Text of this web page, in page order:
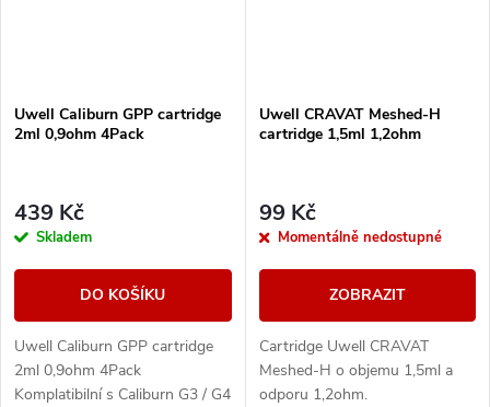
Uwell Caliburn GPP cartridge
2ml 0,9ohm 4Pack
439 Kč
Skladem
DO KOŠÍKU
Uwell Caliburn GPP cartridge
2ml 0,9ohm 4Pack
Komplatibilní s Caliburn G3 / G4
Uwell CRAVAT Meshed-H
cartridge 1,5ml 1,2ohm
99 Kč
Momentálně nedostupné
ZOBRAZIT
Cartridge Uwell CRAVAT
Meshed-H o objemu 1,5ml a
odporu 1,2ohm.